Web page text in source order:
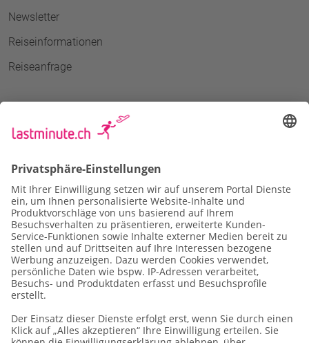
Newsletter
Reiseinformationen
Reiseanfrage
Datenschutz Impressum
Vertragsbedingungen